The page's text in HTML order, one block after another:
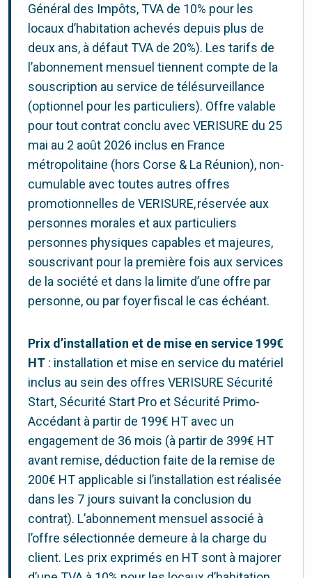
Général des Impôts, TVA de 10% pour les
locaux d’habitation achevés depuis plus de
deux ans, à défaut TVA de 20%). Les tarifs de
l’abonnement mensuel tiennent compte de la
souscription au service de télésurveillance
(optionnel pour les particuliers). Offre valable
pour tout contrat conclu avec VERISURE du 25
mai au 2 août 2026 inclus en France
métropolitaine (hors Corse & La Réunion), non-
cumulable avec toutes autres offres
promotionnelles de VERISURE, réservée aux
personnes morales et aux particuliers
personnes physiques capables et majeures,
souscrivant pour la première fois aux services
de la société et dans la limite d’une offre par
personne, ou par foyer fiscal le cas échéant.
Prix d’installation et de mise en service 199€
HT : installation et mise en service du matériel
inclus au sein des offres VERISURE Sécurité
Start, Sécurité Start Pro et Sécurité Primo-
Accédant à partir de 199€ HT avec un
engagement de 36 mois (à partir de 399€ HT
avant remise, déduction faite de la remise de
200€ HT applicable si l’installation est réalisée
dans les 7 jours suivant la conclusion du
contrat). L’abonnement mensuel associé à
l’offre sélectionnée demeure à la charge du
client. Les prix exprimés en HT sont à majorer